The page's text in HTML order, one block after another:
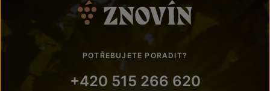
POTŘEBUJETE PORADIT?
+420 515 266 620